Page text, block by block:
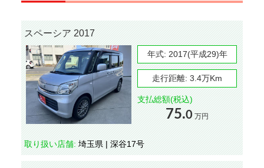
スペーシア 2017
年式: 2017(平成29)年
走行距離: 3.4万Km
支払総額(税込)
75.0 万円
取り扱い店舗: 埼玉県 | 深谷17号